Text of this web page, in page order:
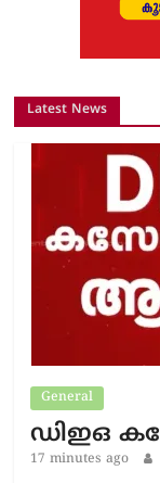
Latest News
General
ഡിഇഒ
17 minutes ago